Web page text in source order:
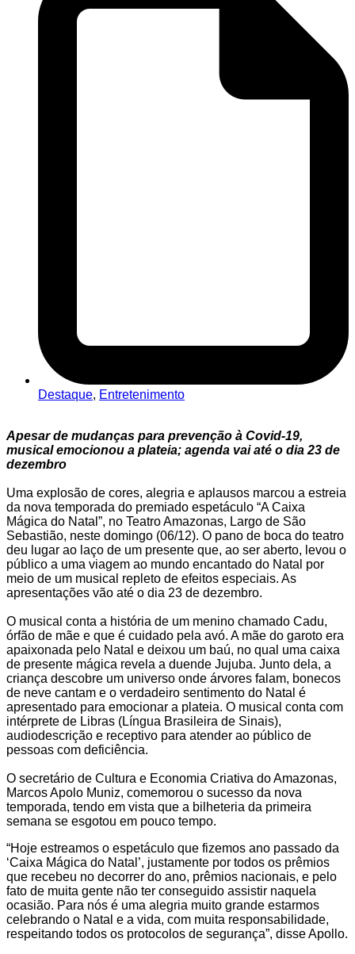
Destaque, Entretenimento
Apesar de mudanças para prevenção à Covid-19,
musical emocionou a plateia; agenda vai até o dia 23 de
dezembro
Uma explosão de cores, alegria e aplausos marcou a estreia
da nova temporada do premiado espetáculo “A Caixa
Mágica do Natal”, no Teatro Amazonas, Largo de São
Sebastião, neste domingo (06/12). O pano de boca do teatro
deu lugar ao laço de um presente que, ao ser aberto, levou o
público a uma viagem ao mundo encantado do Natal por
meio de um musical repleto de efeitos especiais. As
apresentações vão até o dia 23 de dezembro.
O musical conta a história de um menino chamado Cadu,
órfão de mãe e que é cuidado pela avó. A mãe do garoto era
apaixonada pelo Natal e deixou um baú, no qual uma caixa
de presente mágica revela a duende Jujuba. Junto dela, a
criança descobre um universo onde árvores falam, bonecos
de neve cantam e o verdadeiro sentimento do Natal é
apresentado para emocionar a plateia. O musical conta com
intérprete de Libras (Língua Brasileira de Sinais),
audiodescrição e receptivo para atender ao público de
pessoas com deficiência.
O secretário de Cultura e Economia Criativa do Amazonas,
Marcos Apolo Muniz, comemorou o sucesso da nova
temporada, tendo em vista que a bilheteria da primeira
semana se esgotou em pouco tempo.
“Hoje estreamos o espetáculo que fizemos ano passado da
‘Caixa Mágica do Natal’, justamente por todos os prêmios
que recebeu no decorrer do ano, prêmios nacionais, e pelo
fato de muita gente não ter conseguido assistir naquela
ocasião. Para nós é uma alegria muito grande estarmos
celebrando o Natal e a vida, com muita responsabilidade,
respeitando todos os protocolos de segurança”, disse Apollo.